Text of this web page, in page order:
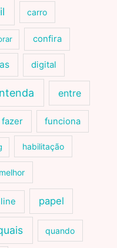
carro
confira
digital
entre
fazer funciona
habilitação
melhor
papel
quando